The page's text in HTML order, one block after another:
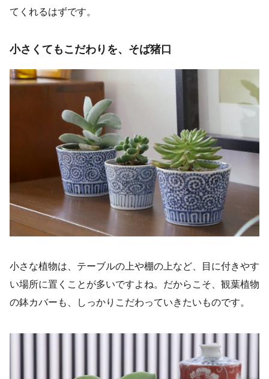
てくれるはずです。
小さくてもこだわりを、そば猪口
小さな植物は、テーブルの上や棚の上など、目に付きやす
い場所に置くことが多いですよね。だからこそ、観葉植物
の鉢カバーも、しっかりこだわっていきたいものです。